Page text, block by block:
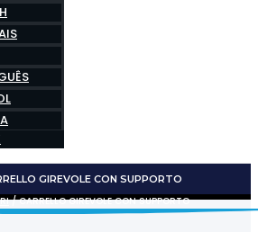
GIREVOLE CON SUPPORTO
/ CARRELLO GIREVOLE CON SUPPORTO